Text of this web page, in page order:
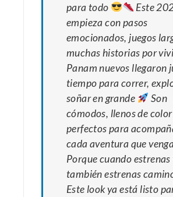
para todo
Este
empieza con pasos
emocionados, juegos
muchas historias por
Panam nuevos llegaron
tiempo para correr,
soñar en grande
Son
cómodos, llenos de
perfectos para
cada aventura que
Porque cuando estrenas
también estrenas
Este look ya está listo